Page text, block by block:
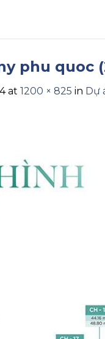
phu quoc
at 1200 × 825 in Dự